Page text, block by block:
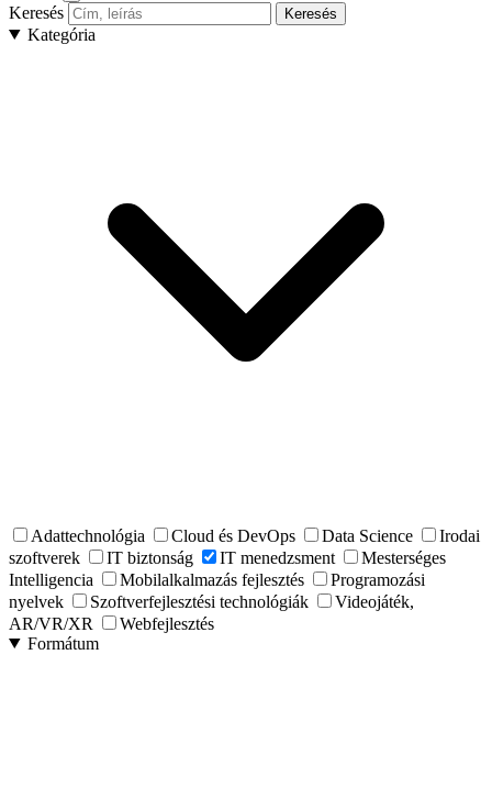
Keresés
Keresés
Kategória
Adattechnológia Cloud és DevOps Data Science
Irodai
szoftverek
IT biztonság IT menedzsment
Mesterséges
Intelligencia
Mobilalkalmazás fejlesztés
Programozási
nyelvek
Szoftverfejlesztési technológiák
Videojáték,
AR/VR/XR
Webfejlesztés
Formátum